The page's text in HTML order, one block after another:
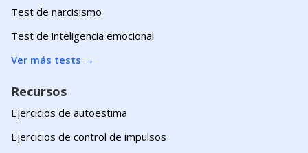
Test de narcisismo
Test de inteligencia emocional
Ver más tests →
Recursos
Ejercicios de autoestima
Ejercicios de control de impulsos